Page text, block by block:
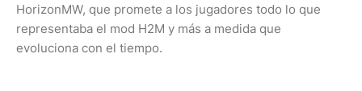
HorizonMW, que promete a los jugadores todo lo que
representaba el mod H2M y más a medida que
evoluciona con el tiempo.